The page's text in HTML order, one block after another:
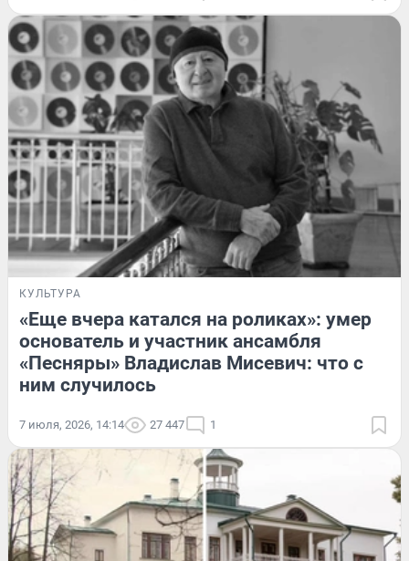
КУЛЬТУРА
«Еще вчера катался на роликах»: умер
основатель и участник ансамбля
«Песняры» Владислав Мисевич: что с
ним случилось
7 июля, 2026, 14:14 27 447 1